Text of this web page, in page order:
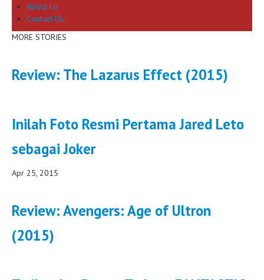
About Us
Contact Us
MORE STORIES
Review: The Lazarus Effect (2015)
Inilah Foto Resmi Pertama Jared Leto
sebagai Joker
Apr 25, 2015
Review: Avengers: Age of Ultron
(2015)